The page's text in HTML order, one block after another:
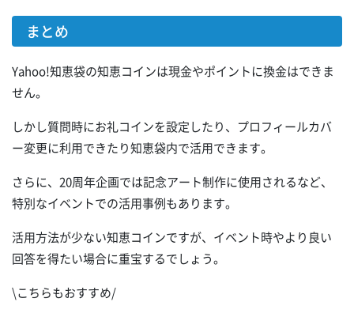
まとめ
Yahoo!知恵袋の知恵コインは現金やポイントに換金はできま
せん。
しかし質問時にお礼コインを設定したり、プロフィールカバ
ー変更に利用できたり知恵袋内で活用できます。
さらに、20周年企画では記念アート制作に使用されるなど、
特別なイベントでの活用事例もあります。
活用方法が少ない知恵コインですが、イベント時やより良い
回答を得たい場合に重宝するでしょう。
\こちらもおすすめ/